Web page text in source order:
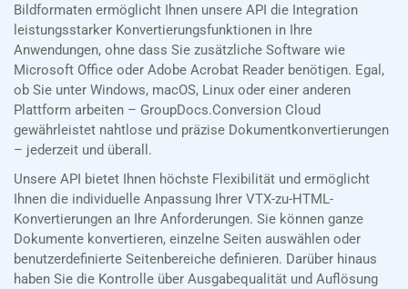
Bildformaten ermöglicht Ihnen unsere API die Integration
leistungsstarker Konvertierungsfunktionen in Ihre
Anwendungen, ohne dass Sie zusätzliche Software wie
Microsoft Office oder Adobe Acrobat Reader benötigen. Egal,
ob Sie unter Windows, macOS, Linux oder einer anderen
Plattform arbeiten – GroupDocs.Conversion Cloud
gewährleistet nahtlose und präzise Dokumentkonvertierungen
– jederzeit und überall.
Unsere API bietet Ihnen höchste Flexibilität und ermöglicht
Ihnen die individuelle Anpassung Ihrer VTX-zu-HTML-
Konvertierungen an Ihre Anforderungen. Sie können ganze
Dokumente konvertieren, einzelne Seiten auswählen oder
benutzerdefinierte Seitenbereiche definieren. Darüber hinaus
haben Sie die Kontrolle über Ausgabequalität und Auflösung